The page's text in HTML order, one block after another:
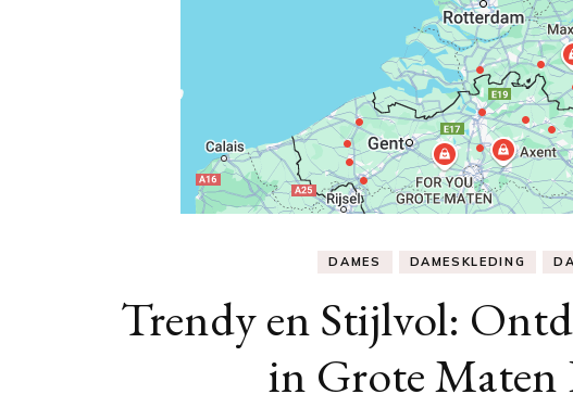
DAMES DAMESKLEDING
Trendy en Stijlvol:
in Grote Maten